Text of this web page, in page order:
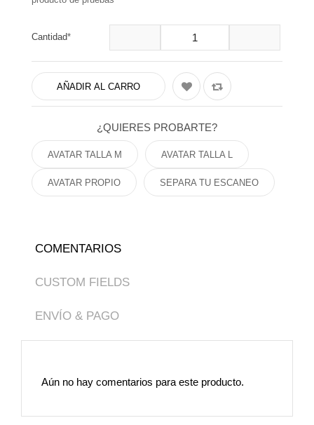
Cantidad
AÑADIR AL CARRO
¿QUIERES PROBARTE?
AVATAR TALLA M AVATAR TALLA L
AVATAR PROPIO SEPARA TU ESCANEO
COMENTARIOS
CUSTOM FIELDS
ENVÍO & PAGO
Aún no hay comentarios para este producto.